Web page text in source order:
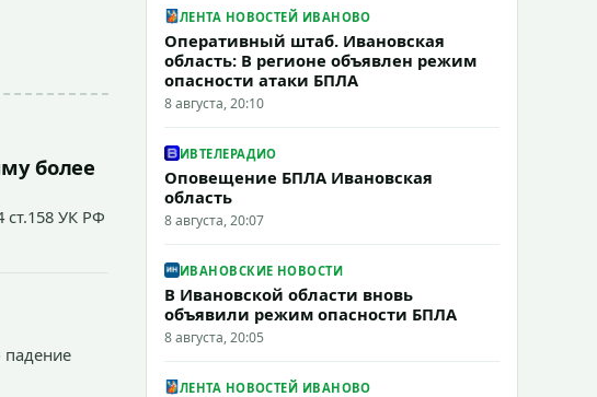
более
ст.158 УК РФ
падение
ЛЕНТА НОВОСТЕЙ ИВАНОВО
Оперативный штаб. Ивановская
область: В регионе объявлен режим
опасности атаки БПЛА
8 августа, 20:10
ИВТЕЛЕРАДИО
Оповещение БПЛА Ивановская
область
8 августа, 20:07
ИВАНОВСКИЕ НОВОСТИ
В Ивановской области вновь
объявили режим опасности БПЛА
8 августа, 20:05
ЛЕНТА НОВОСТЕЙ ИВАНОВО